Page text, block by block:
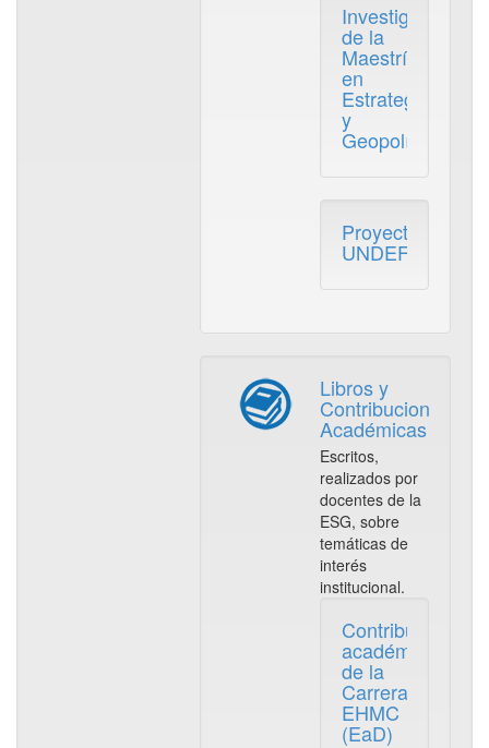
Investigaciones
de la
Maestría
en
Estrategia
y
Geopolítica
Proyectos
UNDEFI
Libros y
Contribuciones
Académicas
Escritos,
realizados por
docentes de la
ESG, sobre
temáticas de
interés
institucional.
Contribuciones
académicas
de la
Carrera
EHMC
(EaD)